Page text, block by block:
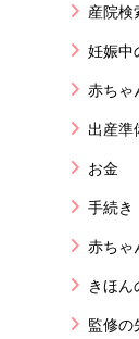
産院検
妊娠中
赤ちゃ
出産準
お金
手続き
赤ちゃ
きほん
監修の